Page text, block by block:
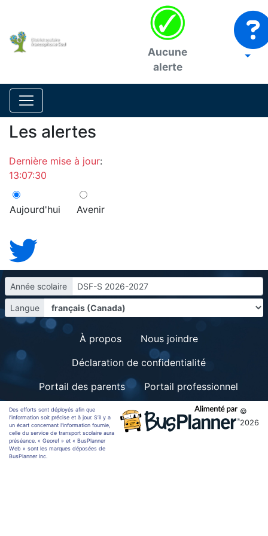
Aucune
alerte
Les alertes
Dernière mise à jour:
13:07:30
Aujourd'hui Avenir
Année scolaire DSF-S 2026-2027
Langue
À propos
Nous joindre
Déclaration de confidentialité
Portail des parents
Portail professionnel
Des efforts sont déployés afin que
l’information soit précise et à jour. S’il y a
un écart concernant l'information fournie,
celle du service de transport scolaire aura
préséance. « Georef » et « BusPlanner
Web » sont les marques déposées de
BusPlanner Inc.
©
2026